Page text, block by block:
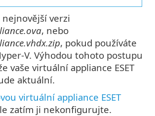
verzi
, nebo
, pokud používáte
V. Výhodou tohoto postupu
vaše virtuální appliance ESET
aktuální.
virtuální appliance ESET
zatím ji nekonfigurujte.